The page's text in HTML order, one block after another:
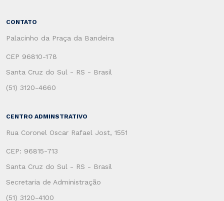
CONTATO
Palacinho da Praça da Bandeira
CEP 96810-178
Santa Cruz do Sul - RS - Brasil
(51) 3120-4660
CENTRO ADMINSTRATIVO
Rua Coronel Oscar Rafael Jost, 1551
CEP: 96815-713
Santa Cruz do Sul - RS - Brasil
Secretaria de Administração
(51) 3120-4100